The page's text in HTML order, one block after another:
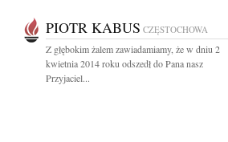
PIOTR KABUS CZĘSTOCHOWA
Z głębokim żalem zawiadamiamy, że w dniu 2
kwietnia 2014 roku odszedł do Pana nasz
Przyjaciel...